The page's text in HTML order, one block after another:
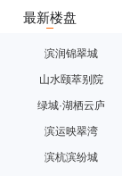
最新楼盘
滨润锦翠城
山水颐萃别院
绿城·湖栖云庐
滨运映翠湾
滨杭滨纷城